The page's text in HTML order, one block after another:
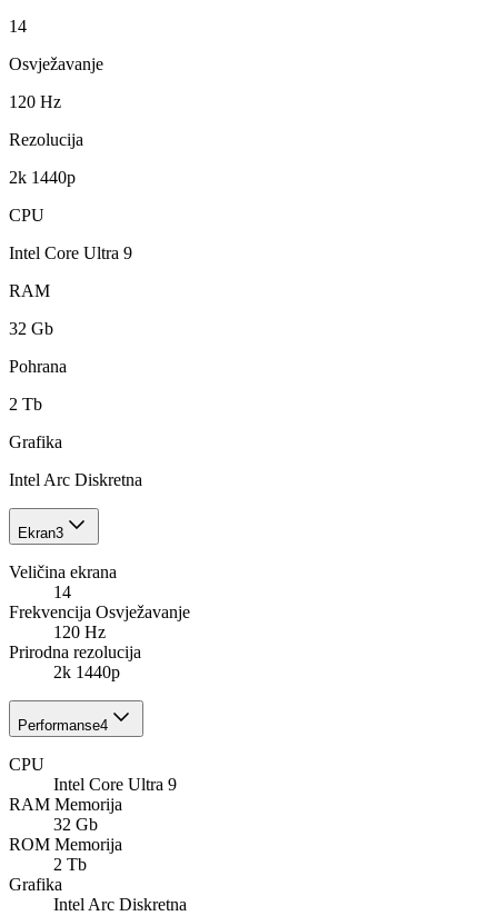
14
Osvježavanje
120 Hz
Rezolucija
2k 1440p
CPU
Intel Core Ultra 9
RAM
32 Gb
Pohrana
2 Tb
Grafika
Intel Arc Diskretna
Ekran3
Veličina ekrana
14
Frekvencija Osvježavanje
120 Hz
Prirodna rezolucija
2k 1440p
Performanse4
CPU
Intel Core Ultra 9
RAM Memorija
32 Gb
ROM Memorija
2 Tb
Grafika
Intel Arc Diskretna